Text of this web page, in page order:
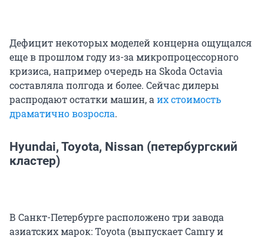
Дефицит некоторых моделей концерна ощущался
еще в прошлом году из-за микропроцессорного
кризиса, например очередь на Skoda Octavia
составляла полгода и более. Сейчас дилеры
распродают остатки машин, а их стоимость
драматично возросла.
Hyundai, Toyota, Nissan (петербургский
кластер)
В Санкт-Петербурге расположено три завода
азиатских марок: Toyota (выпускает Camry и